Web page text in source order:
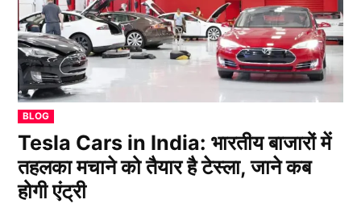
POSTED
IN
BLOG
Tesla Cars in India: भारतीय बाजारों में
तहलका मचाने को तैयार है टेस्ला, जाने कब
होगी एंट्री